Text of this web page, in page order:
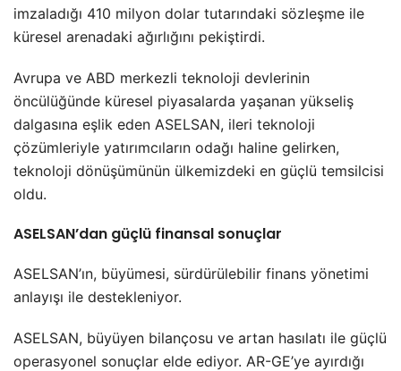
imzaladığı 410 milyon dolar tutarındaki sözleşme ile
küresel arenadaki ağırlığını pekiştirdi.
Avrupa ve ABD merkezli teknoloji devlerinin
öncülüğünde küresel piyasalarda yaşanan yükseliş
dalgasına eşlik eden ASELSAN, ileri teknoloji
çözümleriyle yatırımcıların odağı haline gelirken,
teknoloji dönüşümünün ülkemizdeki en güçlü temsilcisi
oldu.
ASELSAN’dan güçlü finansal sonuçlar
ASELSAN’ın, büyümesi, sürdürülebilir finans yönetimi
anlayışı ile destekleniyor.
ASELSAN, büyüyen bilançosu ve artan hasılatı ile güçlü
operasyonel sonuçlar elde ediyor. AR-GE’ye ayırdığı